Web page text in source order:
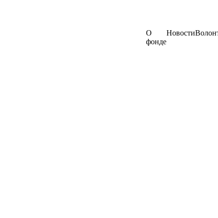
О
фонде
Новости